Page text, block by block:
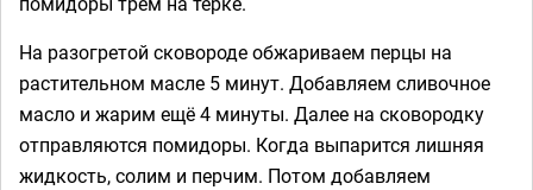
На разогретой сковороде обжариваем перцы на
растительном масле 5 минут. Добавляем сливочное
масло и жарим ещё 4 минуты. Далее на сковородку
отправляются помидоры. Когда выпарится лишняя
жидкость, солим и перчим. Потом добавляем